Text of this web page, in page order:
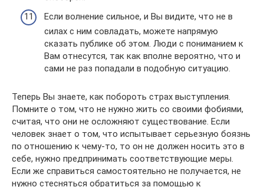
Если волнение сильное, и Вы видите, что не в
силах с ним совладать, можете напрямую
сказать публике об этом. Люди с пониманием к
Вам отнесутся, так как вполне вероятно, что и
сами не раз попадали в подобную ситуацию.
Теперь Вы знаете, как побороть страх выступления.
Помните о том, что не нужно жить со своими фобиями,
считая, что они не осложняют существование. Если
человек знает о том, что испытывает серьезную боязнь
по отношению к чему-то, то он не должен носить это в
себе, нужно предпринимать соответствующие меры.
Если же справиться самостоятельно не получается, не
нужно стесняться обратиться за помощью к